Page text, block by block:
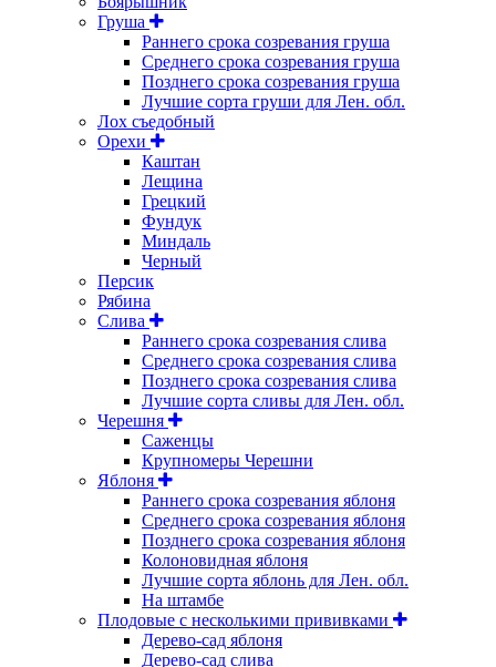
Груша
Раннего срока созревания груша
Среднего срока созревания груша
Позднего срока созревания груша
Лучшие сорта груши для Лен. обл.
Лох съедобный
Орехи
Каштан
Лещина
Грецкий
Фундук
Миндаль
Черный
Персик
Рябина
Слива
Раннего срока созревания слива
Среднего срока созревания слива
Позднего срока созревания слива
Лучшие сорта сливы для Лен. обл.
Черешня
Саженцы
Крупномеры Черешни
Яблоня
Раннего срока созревания яблоня
Среднего срока созревания яблоня
Позднего срока созревания яблоня
Колоновидная яблоня
Лучшие сорта яблонь для Лен. обл.
На штамбе
Плодовые с несколькими прививками
Дерево-сад яблоня
Дерево-сад слива